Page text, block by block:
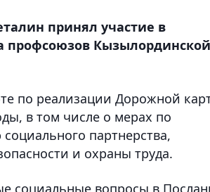
принял участие в
профсоюзов Кызылординской
по реализации Дорожной
в том числе о мерах по
партнерства,
и охраны труда.
социальные вопросы в